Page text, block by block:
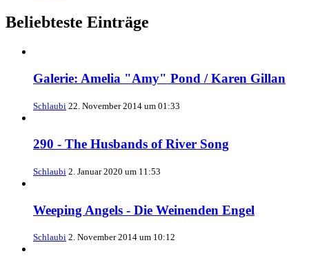
Beliebteste Einträge
Galerie: Amelia "Amy" Pond / Karen Gillan
Schlaubi 22. November 2014 um 01:33
290 - The Husbands of River Song
Schlaubi 2. Januar 2020 um 11:53
Weeping Angels - Die Weinenden Engel
Schlaubi 2. November 2014 um 10:12